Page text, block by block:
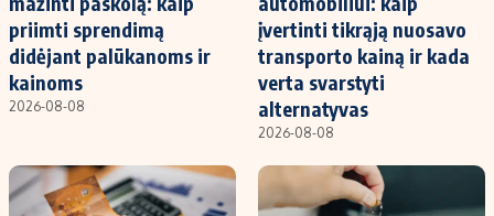
priimti sprendimą
didėjant palūkanoms ir
kainoms
2026-08-08
įvertinti tikrąją nuosavo
transporto kainą ir kada
verta svarstyti
alternatyvas
2026-08-08